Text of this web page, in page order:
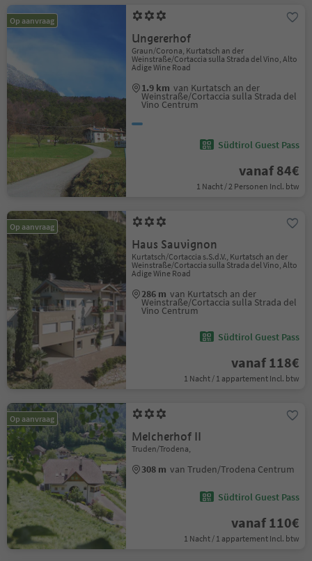
Op aanvraag
Ungererhof
Graun/Corona, Kurtatsch an der
Weinstraße/Cortaccia sulla Strada del Vino, Alto
Adige Wine Road
1.9 km van Kurtatsch an der
Weinstraße/Cortaccia sulla Strada del
Vino Centrum
Südtirol Guest Pass
vanaf 84€
1 Nacht / 2 Personen Incl. btw
Op aanvraag
Haus Sauvignon
Kurtatsch/Cortaccia s.S.d.V., Kurtatsch an der
Weinstraße/Cortaccia sulla Strada del Vino, Alto
Adige Wine Road
286 m van Kurtatsch an der
Weinstraße/Cortaccia sulla Strada del
Vino Centrum
Südtirol Guest Pass
vanaf 118€
1 Nacht / 1 appartement Incl. btw
Op aanvraag
Melcherhof II
Truden/Trodena,
308 m van Truden/Trodena Centrum
Südtirol Guest Pass
vanaf 110€
1 Nacht / 1 appartement Incl. btw